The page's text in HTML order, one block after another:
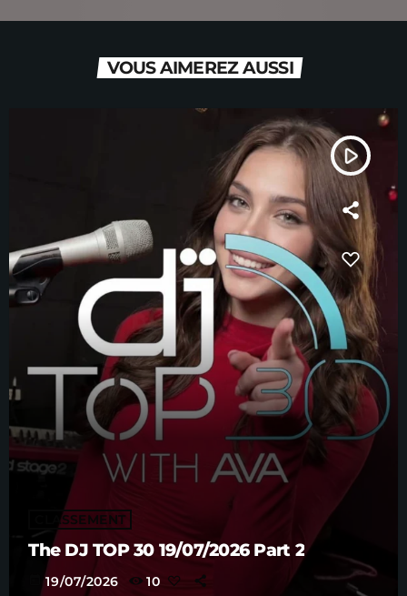
VOUS AIMEREZ AUSSI
play_arrow
CLASSEMENT
The DJ TOP 30 19/07/2026 Part 2
19/07/2026 10